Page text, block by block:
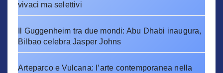
vivaci ma selettivi
Il Guggenheim tra due mondi: Abu Dhabi inaugura,
Bilbao celebra Jasper Johns
Arteparco e Vulcana: l’arte contemporanea nella